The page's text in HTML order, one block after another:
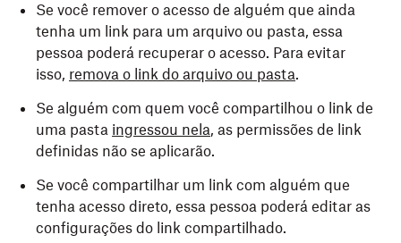
Clique emCopiar link.
O link é copiado automaticamente para a sua área de
transferência. Você pode colá-lo em um e-mail ou
mensagem para compartilhá-lo com os destinatários.
Assim que os destinatários clicarem no link, eles
precisarão solicitar acesso ao conteúdo
e-mail e poderá aprová-las por lá.
selecionarLink para visualizaçãono menu
suspenso.
Toque emCopiar link.
O link foi copiado para a sua área de transferência.
Você pode colá-lo em um e-mail, mensagem ou em
outro lugar onde as pessoas possam acessá-lo.
Se você remover o acesso de alguém que ainda
tenha um link para um arquivo ou pasta, essa
pessoa poderá recuperar o acesso. Para evitar
isso, remova o link do arquivo ou pasta.
Se alguém com quem você compartilhou o link de
uma pasta ingressou nela, as permissões de link
definidas não se aplicarão.
Se você compartilhar um link com alguém que
tenha acesso direto, essa pessoa poderá editar as
configurações do link compartilhado.